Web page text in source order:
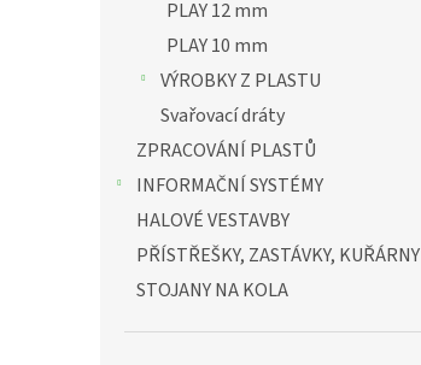
PLAY 12 mm
PLAY 10 mm
VÝROBKY Z PLASTU
Svařovací dráty
ZPRACOVÁNÍ PLASTŮ
INFORMAČNÍ SYSTÉMY
HALOVÉ VESTAVBY
PŘÍSTŘEŠKY, ZASTÁVKY, KUŘÁRNY
STOJANY NA KOLA